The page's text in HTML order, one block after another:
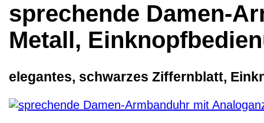
sprechende Damen-
Metall,
elegantes, schwarzes Ziffernblatt,